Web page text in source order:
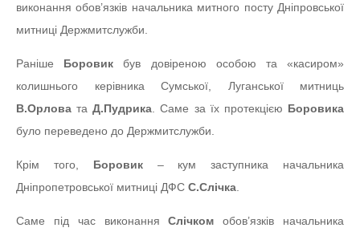
виконання обов’язків начальника митного посту Дніпровської
митниці Держмитслужби.
Раніше Боровик був довіреною особою та «касиром»
колишнього керівника Сумської, Луганської митниць
В.Орлова таД.Пудрика. Саме за їх протекцією Боровика
було переведено до Держмитслужби.
Крім того, Боровик– кум заступника начальника
Дніпропетровської митниці ДФС С.Слічка.
Саме під час виконанняСлічком обов’язків начальника